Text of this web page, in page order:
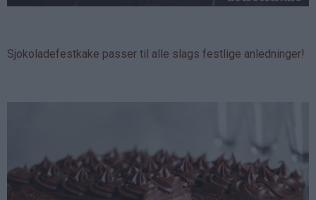
Sjokoladefestkake passer til alle slags festlige anledninger!